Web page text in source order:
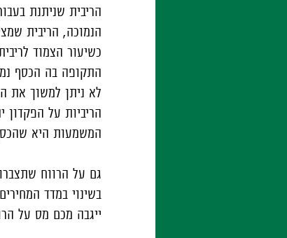
הריבית שניתנת
הנמוכה, הריבית
כשיעור הצמוד
התקופה בה הכסף
לא ניתן למשוך את
הריביות על הפקדון
המשמעות היא
בשינוי במדד
ייגבה מכם מס על